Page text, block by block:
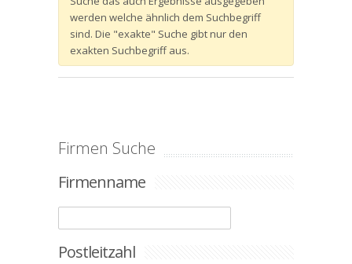
werden welche ähnlich dem Suchbegriff
sind. Die "exakte" Suche gibt nur den
exakten Suchbegriff aus.
Firmen Suche
Firmenname
Postleitzahl